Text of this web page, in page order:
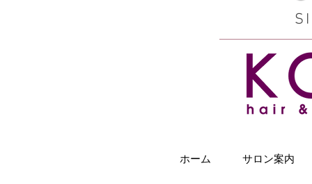
ホーム サロン案内